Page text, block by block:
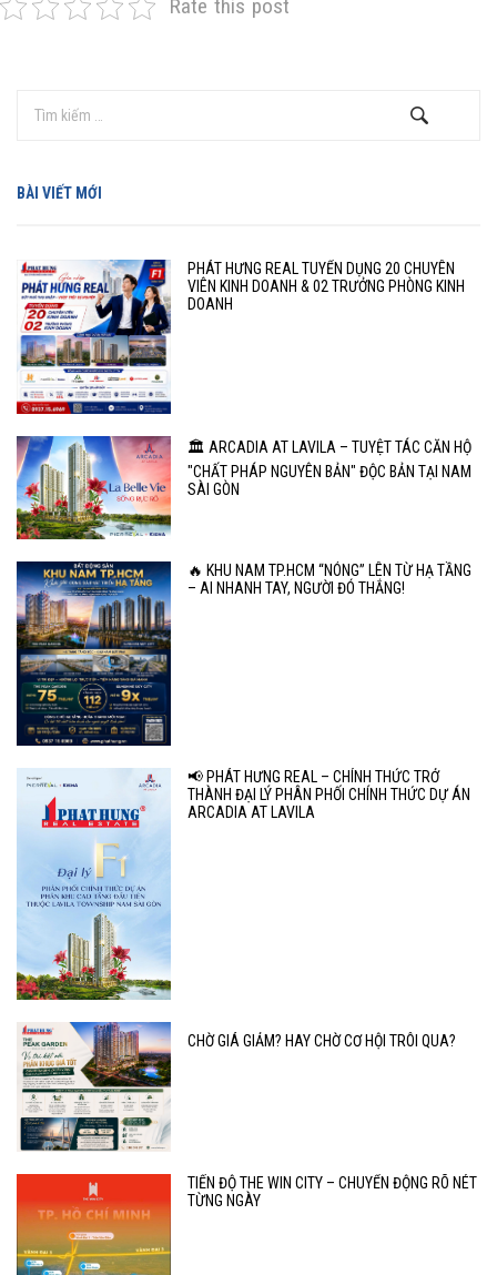
Rate this post
BÀI VIẾT MỚI
PHÁT HƯNG REAL TUYỂN DỤNG 20 CHUYÊN
VIÊN KINH DOANH & 02 TRƯỞNG PHÒNG KINH
DOANH
🏛️ ARCADIA AT LAVILA – TUYỆT TÁC CĂN HỘ
"CHẤT PHÁP NGUYÊN BẢN" ĐỘC BẢN TẠI NAM
SÀI GÒN
🔥 KHU NAM TP.HCM “NÓNG” LÊN TỪ HẠ TẦNG
– AI NHANH TAY, NGƯỜI ĐÓ THẮNG!
📢 PHÁT HƯNG REAL – CHÍNH THỨC TRỞ
THÀNH ĐẠI LÝ PHÂN PHỐI CHÍNH THỨC DỰ ÁN
ARCADIA AT LAVILA
CHỜ GIÁ GIẢM? HAY CHỜ CƠ HỘI TRÔI QUA?
TIẾN ĐỘ THE WIN CITY – CHUYỂN ĐỘNG RÕ NÉT
TỪNG NGÀY